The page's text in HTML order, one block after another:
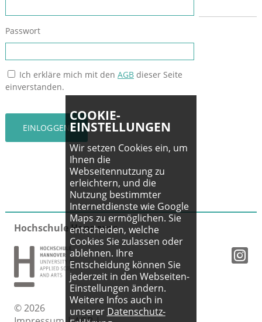
Passwort
Ich erkläre mich mit den AGBdieser Seite
einverstanden.
Hochschule Hannover
© 2026
COOKIE-
EINSTELLUNGEN
Wir setzen Cookies ein, um
Ihnen die
Webseitennutzung zu
erleichtern, und die
Nutzung bestimmter
Internetdienste wie Google
Maps zu ermöglichen. Sie
entscheiden, welche
Cookies Sie zulassen oder
ablehnen. Ihre
Entscheidung können Sie
jederzeit in den Webseiten-
Einstellungen ändern.
Weitere Infos auch in
unserer Datenschutz-